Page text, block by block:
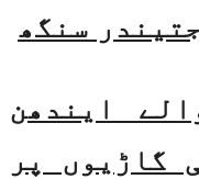
سنگھ
ایندھن
گاڑیوں پر